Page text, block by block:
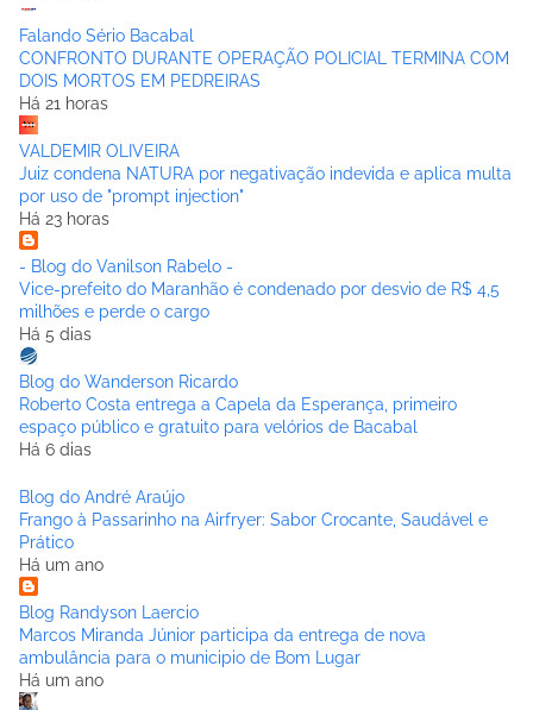
Falando Sério Bacabal
CONFRONTO DURANTE OPERAÇÃO POLICIAL TERMINA COM
DOIS MORTOS EM PEDREIRAS
Há 21 horas
VALDEMIR OLIVEIRA
Juiz condena NATURA por negativação indevida e aplica multa
por uso de "prompt injection"
Há 23 horas
- Blog do Vanilson Rabelo -
Vice-prefeito do Maranhão é condenado por desvio de R$ 4,5
milhões e perde o cargo
Há 5 dias
Blog do Wanderson Ricardo
Roberto Costa entrega a Capela da Esperança, primeiro
espaço público e gratuito para velórios de Bacabal
Há 6 dias
Blog do André Araújo
Frango à Passarinho na Airfryer: Sabor Crocante, Saudável e
Prático
Há um ano
Blog Randyson Laercio
Marcos Miranda Júnior participa da entrega de nova
ambulância para o municipio de Bom Lugar
Há um ano